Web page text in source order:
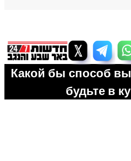
Какой бы способ
будьте в